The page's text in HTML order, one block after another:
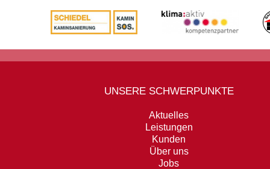
UNSERE SCHWERPUNKTE
Aktuelles
Leistungen
Kunden
Über uns
Jobs